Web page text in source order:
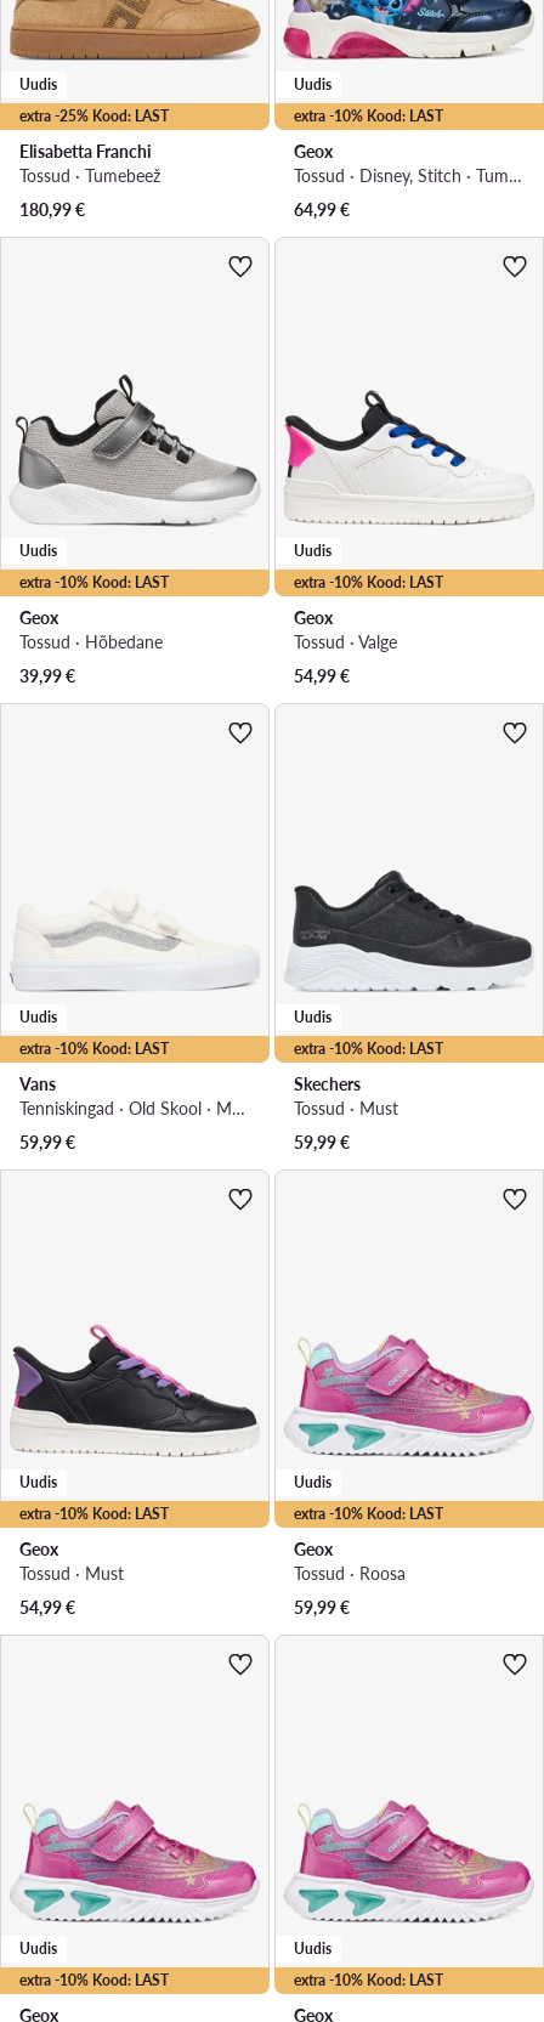
extra -25% Kood: LAST
Uudis
Elisabetta Franchi
Tossud · Tumebeež
180,99€
extra -10% Kood: LAST
Uudis
Geox
Tossud · Disney, Stitch · Tumesinine
64,99€
extra -10% Kood: LAST
Uudis
Geox
Tossud · Hõbedane
39,99€
extra -10% Kood: LAST
Uudis
Geox
Tossud · Valge
54,99€
extra -10% Kood: LAST
Uudis
Vans
Tenniskingad · Old Skool · Must
59,99€
extra -10% Kood: LAST
Uudis
Skechers
Tossud · Must
59,99€
extra -10% Kood: LAST
Uudis
Geox
Tossud · Must
54,99€
extra -10% Kood: LAST
Uudis
Geox
Tossud · Roosa
59,99€
extra -10% Kood: LAST
Uudis
Geox
extra -10% Kood: LAST
Uudis
Geox